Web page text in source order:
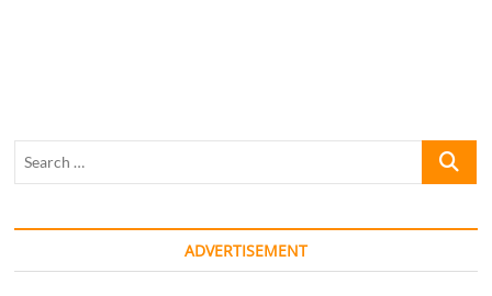
Search
ADVERTISEMENT